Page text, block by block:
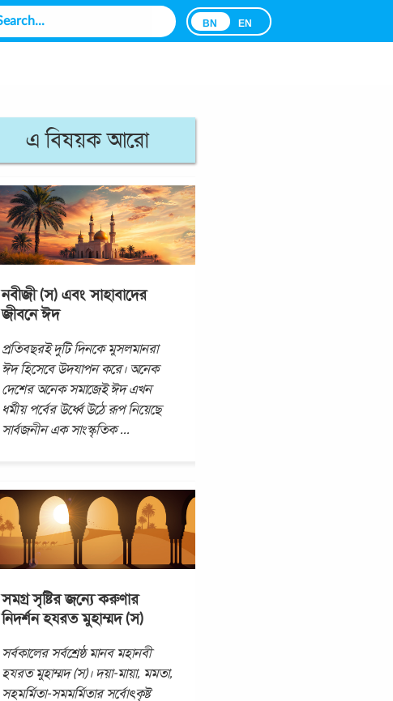
BN EN
এ বিষয়ক আরো
নবীজী (স) এবং সাহাবাদের
জীবনে ঈদ
প্রতিবছরই দুটি দিনকে মুসলমানরা
ঈদ হিসেবে উদযাপন করে। অনেক
দেশের অনেক সমাজেই ঈদ এখন
ধর্মীয় পর্বের উর্ধ্বে উঠে রূপ নিয়েছে
সার্বজনীন এক সাংস্কৃতিক...
সমগ্র সৃষ্টির জন্যে করুণার
নিদর্শন হযরত মুহাম্মদ (স)
সর্বকালের সর্বশ্রেষ্ঠ মানব মহানবী
হযরত মুহাম্মদ (স)। দয়া-মায়া, মমতা,
সহমর্মিতা-সমমর্মিতার সর্বোৎকৃষ্ট